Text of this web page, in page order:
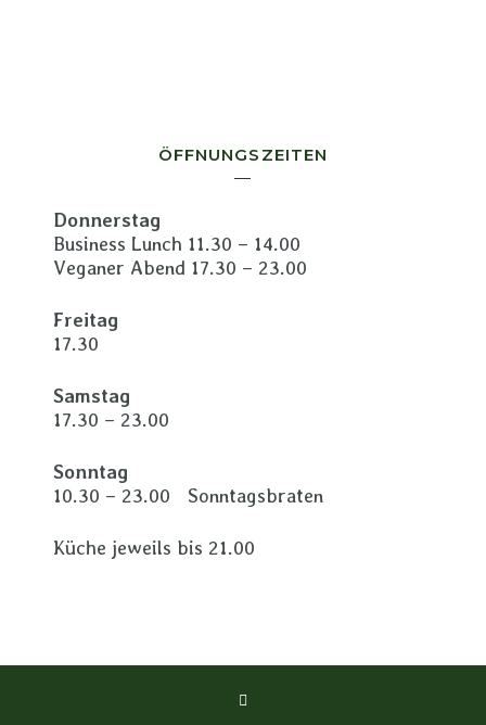
ÖFFNUNGSZEITEN
Donnerstag
Business Lunch 11.30 – 14.00
Veganer Abend 17.30 – 23.00
Freitag
17.30
Samstag
17.30 – 23.00
Sonntag
10.30 – 23.00 Sonntagsbraten
Küche jeweils bis 21.00